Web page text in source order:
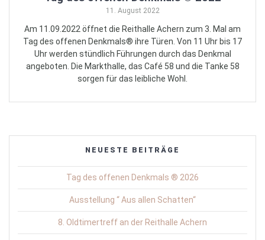
11. August 2022
Am 11.09.2022 öffnet die Reithalle Achern zum 3. Mal am
Tag des offenen Denkmals® ihre Türen. Von 11 Uhr bis 17
Uhr werden stündlich Führungen durch das Denkmal
angeboten. Die Markthalle, das Café 58 und die Tanke 58
sorgen für das leibliche Wohl.
NEUESTE BEITRÄGE
Tag des offenen Denkmals ® 2026
Ausstellung “ Aus allen Schatten“
8. Oldtimertreff an der Reithalle Achern